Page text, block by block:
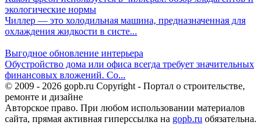
экологические нормы
Чиллер — это холодильная машина, предназначенная для
охлаждения жидкости в систе...
Выгодное обновление интерьера
Обустройство дома или офиса всегда требует значительных
финансовых вложений. Со...
© 2009 - 2026 gopb.ru Copyright - Портал о строительстве,
ремонте и дизайне
Авторское право. При любом использовании материалов
сайта, прямая активная гиперссылка на gopb.ru обязательна.